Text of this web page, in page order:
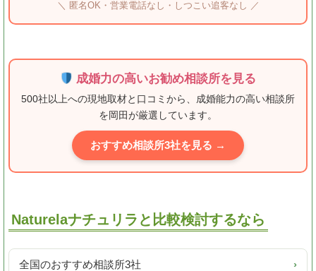
＼ 匿名OK・営業電話なし・しつこい追客なし ／
成婚力の高いお勧め相談所を見る
500社以上への現地取材と口コミから、成婚能力の高い相談所
を岡田が厳選しています。
おすすめ相談所3社を見る →
Naturelaナチュリラと比較検討するなら
全国のおすすめ相談所3社 ›